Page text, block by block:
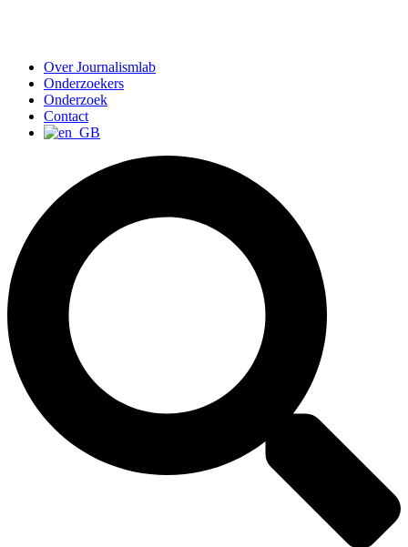
Over Journalismlab
Onderzoekers
Onderzoek
Contact